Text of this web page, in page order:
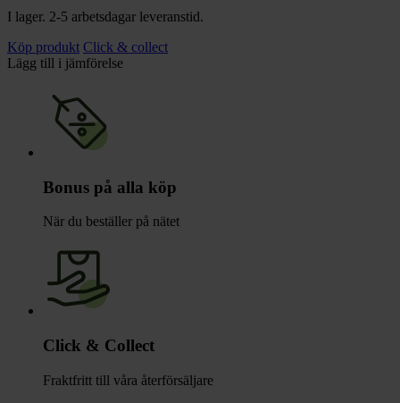
I lager. 2-5 arbetsdagar leveranstid.
Köp produkt Click & collect
Lägg till i jämförelse
Bonus på alla köp
När du beställer på nätet
Click & Collect
Fraktfritt till våra återförsäljare